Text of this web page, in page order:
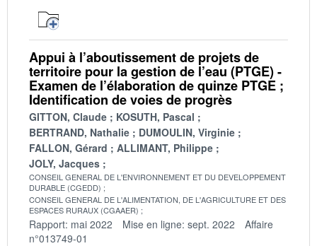
Appui à l’aboutissement de projets de
territoire pour la gestion de l’eau (PTGE) -
Examen de l’élaboration de quinze PTGE ;
Identification de voies de progrès
GITTON, Claude
KOSUTH, Pascal
BERTRAND, Nathalie
DUMOULIN, Virginie
FALLON, Gérard
ALLIMANT, Philippe
JOLY, Jacques
CONSEIL GENERAL DE L'ENVIRONNEMENT ET DU DEVELOPPEMENT
DURABLE (CGEDD)
CONSEIL GENERAL DE L'ALIMENTATION, DE L'AGRICULTURE ET DES
ESPACES RURAUX (CGAAER)
Rapport: mai 2022 Mise en ligne: sept. 2022
Affaire
n°013749-01